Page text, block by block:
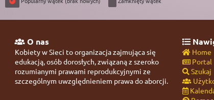
O nas
Kobiety w Sieci to organizacja zajmująca się
edukacją, osób dorosłych, związaną z szeroko
rozumianymi prawami reprodukcyjnymi ze
szczególnym uwzględnieniem prawa do aborcji.
Home
Portal
Szukaj